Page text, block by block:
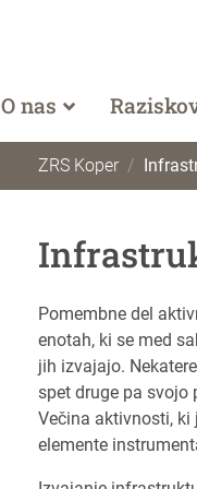
O nas
ZRS Koper
Pomembne del
enotah, ki se med
jih izvajajo.
spet druge pa svojo
Večina aktivnosti, ki
elemente